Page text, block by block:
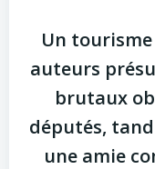
Un
auteurs
brutaux
députés,
une amie